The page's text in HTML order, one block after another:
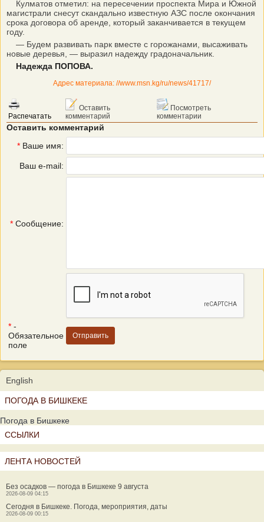
Кулматов отметил: на пересечении проспекта Мира и Южной
магистрали снесут скандально известную АЗС после окончания
срока договора об аренде, который заканчивается в текущем
году.
— Будем развивать парк вместе с горожанами, высаживать
новые деревья, — выразил надежду градоначальник.
Надежда ПОПОВА.
Адрес материала: //www.msn.kg/ru/news/41717/
Распечатать
Оставить
комментарий
Посмотреть
комментарии
Оставить комментарий
* Ваше имя:
Ваш e-mail:
* Сообщение:
* -
Обязательное
поле
English
ПОГОДА В БИШКЕКЕ
Погода в Бишкеке
ССЫЛКИ
ЛЕНТА НОВОСТЕЙ
Без осадков — погода в Бишкеке 9 августа
2026-08-09 04:15
Сегодня в Бишкеке. Погода, мероприятия, даты
2026-08-09 00:15